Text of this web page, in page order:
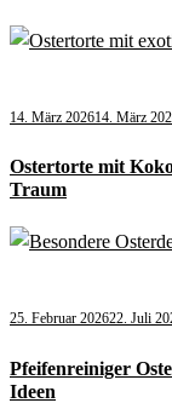
14. März 202614. März
Ostertorte mit
Traum
25. Februar 202622. Juli
Pfeifenreiniger
Ideen